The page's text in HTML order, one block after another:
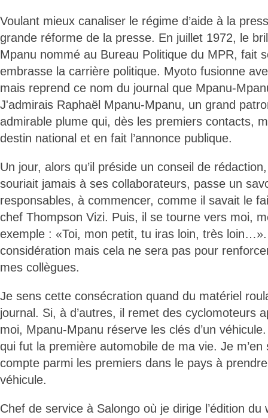
Voulant mieux canaliser le régime d’aide à la
grande réforme de la presse. En juillet 1972, le
Mpanu nommé au Bureau Politique du MPR, fait
embrasse la carrière politique. Myoto fusionne
mais reprend ce nom du journal que Mpanu-
J'admirais Raphaël Mpanu-Mpanu, un grand
admirable plume qui, dès les premiers contacts,
destin national et en fait l’annonce publique.
Un jour, alors qu’il préside un conseil de
souriait jamais à ses collaborateurs, passe un
responsables, à commencer, comme il savait le
chef Thompson Vizi. Puis, il se tourne vers moi,
exemple : «Toi, mon petit, tu iras loin, très
considération mais cela ne sera pas pour
mes collègues.
Je sens cette consécration quand du matériel
journal. Si, à d’autres, il remet des cyclomoteurs
moi, Mpanu-Mpanu réserve les clés d’un
qui fut la première automobile de ma vie. Je
compte parmi les premiers dans le pays à
véhicule.
Chef de service à Salongo où je dirige l’édition